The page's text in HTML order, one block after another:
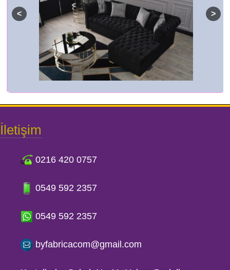
İletişim
0216 420 0757
0549 592 2357
0549 592 2357
byfabricacom@gmail.com